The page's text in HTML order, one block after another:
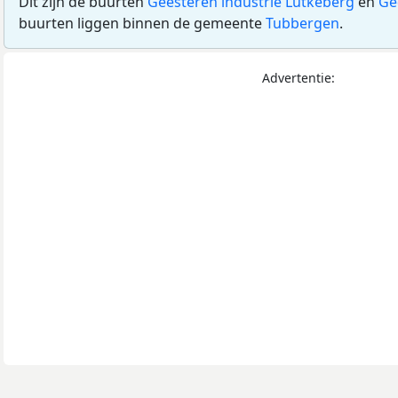
buurten liggen binnen de gemeenteTubbergen.
Advertentie: